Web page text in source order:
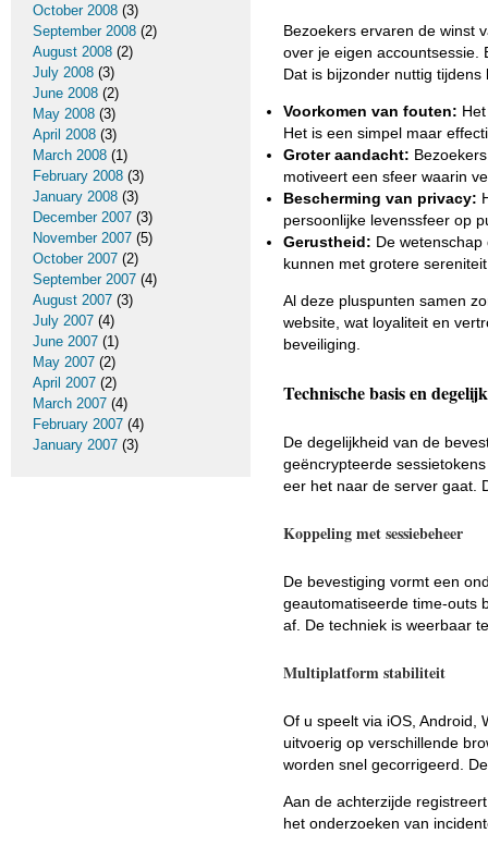
Bezoekers ervaren de winst
over je eigen accountsessie.
Dat is bijzonder nuttig
Voorkomen van fouten:
Het is een simpel maar
Groter aandacht:
motiveert een sfeer waarin
Bescherming van privacy:
persoonlijke levenssfeer op
Gerustheid: De
kunnen met grotere
Al deze pluspunten samen
website, wat loyaliteit en
beveiliging.
Technische basis en
De degelijkheid van de
geëncrypteerde
eer het naar de server gaat.
Koppeling met sessiebeheer
De bevestiging vormt een
geautomatiseerde time-outs
af. De techniek is weerbaar
Multiplatform stabiliteit
Of u speelt via iOS, Android,
uitvoerig op verschillende
worden snel gecorrigeerd.
Aan de achterzijde
het onderzoeken van
October 2008 (3)
September 2008 (2)
August 2008 (2)
July 2008 (3)
June 2008 (2)
May 2008 (3)
April 2008 (3)
March 2008 (1)
February 2008 (3)
January 2008 (3)
December 2007 (3)
November 2007 (5)
October 2007 (2)
September 2007 (4)
August 2007 (3)
July 2007 (4)
June 2007 (1)
May 2007 (2)
April 2007 (2)
March 2007 (4)
February 2007 (4)
January 2007 (3)